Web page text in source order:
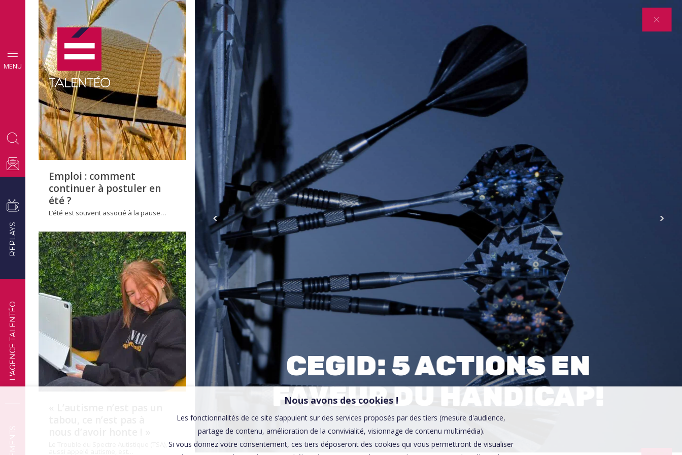
MENU
L'AGENCE TALENTÉO
REPLAYS
CONSEILS
EMPLOI
Emploi : comment
continuer à postuler en
été ?
L’été est souvent associé à la pause…
TÉMOIGNAGES
CEGID: 5 ACTIONS EN
FAVEUR DU HANDICAP!
Affaires sensibles
Nous avons des cookies !
Les fonctionnalités de ce site s’appuient sur des services proposés par des tiers (mesure d'audience,
partage de contenu, amélioration de la convivialité, visionnage de contenu multimédia).
Si vous donnez votre consentement, ces tiers déposeront des cookies qui vous permettront de visualiser